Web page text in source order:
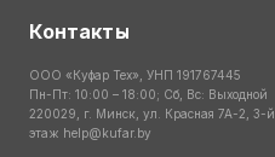
Контакты
ООО «Куфар Тех», УНП 191767445
Пн-Пт: 10:00 – 18:00; Сб, Вс: Выходной
220029, г. Минск, ул. Красная 7А-2, 3-й
этаж help@kufar.by